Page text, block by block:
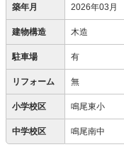
築年月 2026年03月
建物構造 木造
駐車場 有
リフォーム 無
小学校区 鳴尾東小
中学校区 鳴尾南中